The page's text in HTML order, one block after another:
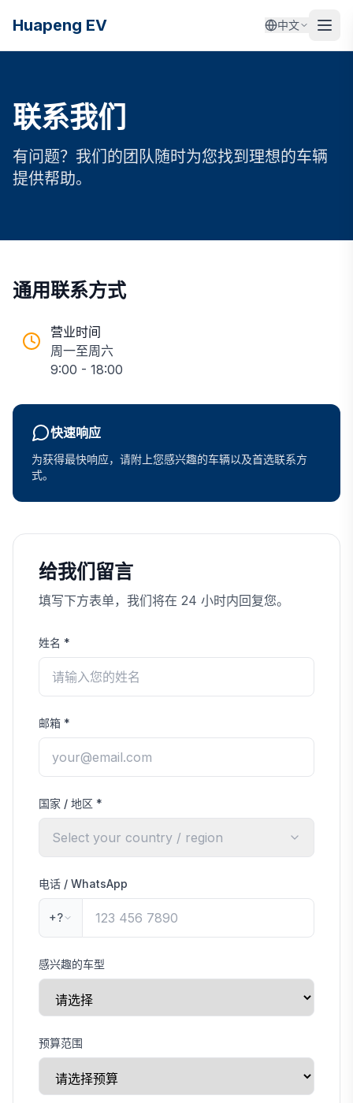
Huapeng EV 中文
联系我们
有问题？我们的团队随时为您找到理想的车辆
提供帮助。
通用联系方式
营业时间
周一至周六
9:00 - 18:00
快速响应
为获得最快响应，请附上您感兴趣的车辆以及首选联系方
式。
给我们留言
填写下方表单，我们将在 24 小时内回复您。
姓名 *
邮箱 *
国家 / 地区 *
Select your country / region
电话 / WhatsApp
+?
感兴趣的车型
预算范围